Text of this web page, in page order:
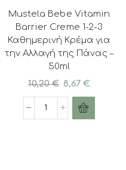
-
2x60τεμ
ποσότητα
Mustela Bebe Vitamin
Barrier Creme 1-2-3
Καθημερινή Κρέμα για
την Αλλαγή της Πάνας –
50ml
10,20€ Original
price
was:
10,20 €.
8,67€Η
είναι:
Mustela